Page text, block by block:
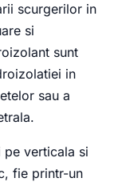
scurgerilor in
si
sunt
in
sau a
pe verticala si
fie printr-un